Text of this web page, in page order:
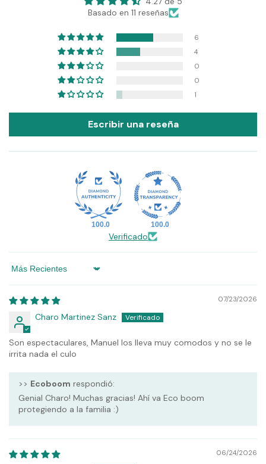
Basado en 11 reseñas
6
4
0
0
1
Escribir una reseña
100.0 100.0
Verificado
Sort by
07/23/2026
Charo Martinez Sanz
Son espectaculares, Manuel los lleva muy comodos y no se le
irrita nada el culo
>> Ecoboom respondió:
Genial Charo! Muchas gracias! Ahí va Eco boom
protegiendo a la familia :)
06/24/2026